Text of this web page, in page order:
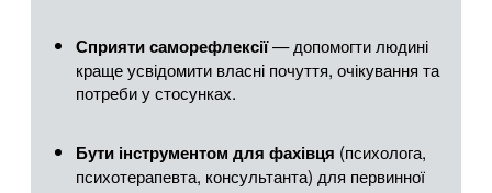
Сприяти саморефлексії— допомогти людині
краще усвідомити власні почуття, очікування та
потреби у стосунках.
Бути інструментом для фахівця (психолога,
психотерапевта, консультанта) для первинної